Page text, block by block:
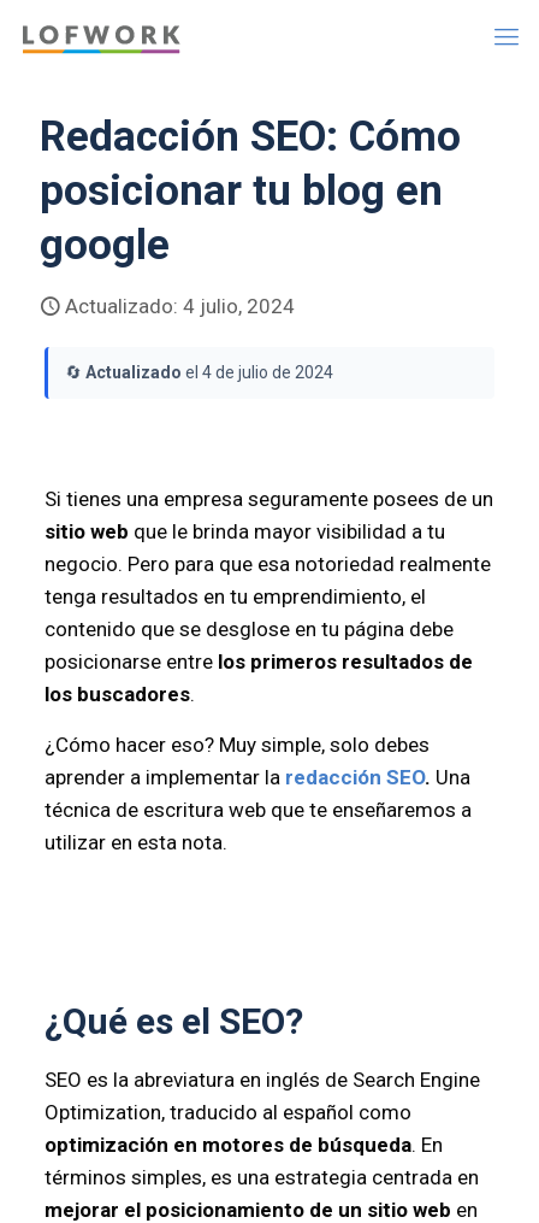
Redacción SEO: Cómo
posicionar tu blog en
google
Actualizado: 4 julio, 2024
🔄 Actualizado el 4 de julio de 2024
Si tienes una empresa seguramente posees de un
sitio web que le brinda mayor visibilidad a tu
negocio. Pero para que esa notoriedad realmente
tenga resultados en tu emprendimiento, el
contenido que se desglose en tu página debe
posicionarse entre los primeros resultados de
los buscadores.
¿Cómo hacer eso? Muy simple, solo debes
aprender a implementar la redacción SEO. Una
técnica de escritura web que te enseñaremos a
utilizar en esta nota.
¿Qué es el SEO?
SEO es la abreviatura en inglés de Search Engine
Optimization, traducido al español como
optimización en motores de búsqueda. En
términos simples, es una estrategia centrada en
mejorar el posicionamiento de un sitio web en